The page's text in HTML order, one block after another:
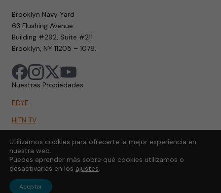
Brooklyn Navy Yard
63 Flushing Avenue
Building #292, Suite #211
Brooklyn, NY 11205 – 1078.
Nuestras Propiedades
EDYE
HITN TV
HITN.ORG
HITN GO
Utilizamos cookies para ofrecerte la mejor experiencia en
nuestra web.
Puedes aprender más sobre qué cookies utilizamos o
desactivarlas en los ajustes.
Aceptar